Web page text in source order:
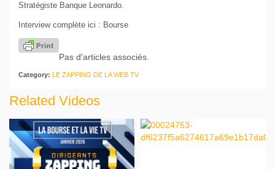
Stratégiste Banque Leonardo.
Interview complète ici : Bourse
Pas d'articles associés.
Category: LE ZAPPING DE LA WEB TV
Related Videos